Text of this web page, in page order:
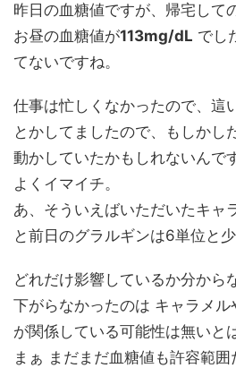
昨日の血糖値ですが、帰宅して
お昼の血糖値が113mg/dL でし
てないですね。
仕事は忙しくなかったので、這
とかしてましたので、もしかし
動かしていたかもしれないんで
よくイマイチ。
あ、そういえばいただいたキャ
と前日のグラルギンは6単位と少
どれだけ影響しているか分から
下がらなかったのは キャラメル
が関係している可能性は無いと
まぁ まだまだ血糖値も許容範